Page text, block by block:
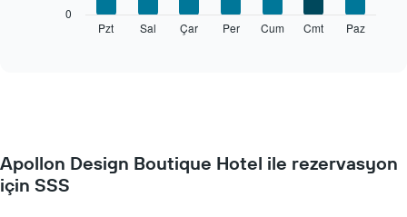
Aşağıdaki
gösterir
Tablo
Pzt Sal Çar Per Cum Cmt Paz
0
Apollon Design Boutique Hotel ile rezervasyon
için SSS